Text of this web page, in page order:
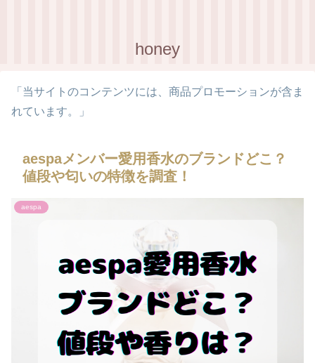
honey
「当サイトのコンテンツには、商品プロモーションが含ま
れています。」
aespaメンバー愛用香水のブランドどこ？
値段や匂いの特徴を調査！
aespa